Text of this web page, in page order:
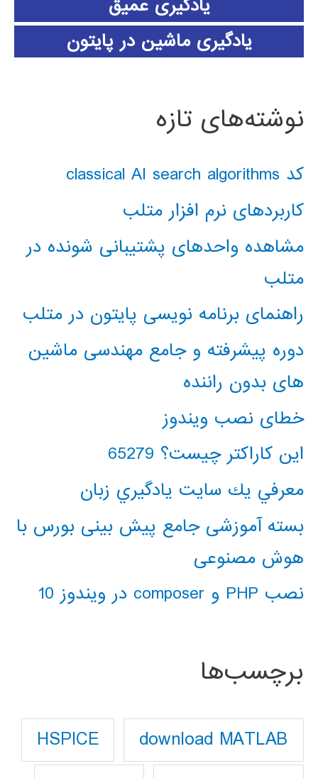
یادگیری عمیق
یادگیری ماشین در پایتون
نوشته‌های تازه
کد classical AI search algorithms
کاربردهای نرم افزار متلب
مشاهده واحدهای پشتیبانی شونده در
متلب
راهنمای برنامه نویسی پایتون در متلب
دوره پیشرفته و جامع مهندسی ماشین
های بدون راننده
خطای نصب ویندوز
این کاراکتر چیست؟ 65279
معرفي يك سايت يادگيري زبان
بسته آموزشی جامع پیش بینی بورس با
هوش مصنوعی
نصب PHP و composer در ویندوز 10
برچسب‌ها
download MATLAB
HSPICE